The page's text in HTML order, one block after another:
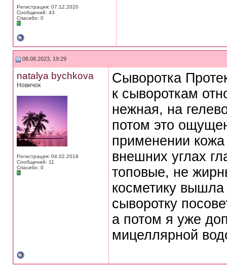
Регистрация: 07.12.2020
Сообщений: 43
Спасибо: 0
08.08.2023, 19:29
natalya bychkova
Новичок
Регистрация: 04.02.2019
Сообщений: 11
Спасибо: 0
Сыворотка
к сывороткам
нежная, на
потом это
применении
внешних углах
топовые, не
косметику вышла
сыворотку
а потом я уже
мицеллярной